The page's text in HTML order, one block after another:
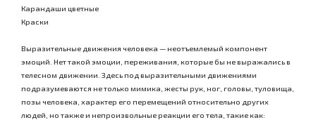
Карандаши цветные
Краски
Выразительные движения человека — неотъемлемый компонент
эмоций. Нет такой эмоции, переживания, которые бы не выражались в
телесном движении. Здесь под выразительными движениями
подразумеваются не только мимика, жесты рук, ног, головы, туловища,
позы человека, характер его перемещений относительно других
людей, но также и непроизвольные реакции его тела, такие как: